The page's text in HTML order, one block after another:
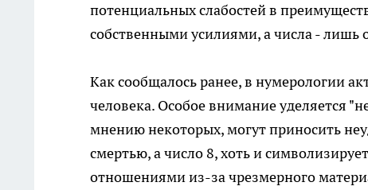
потенциальных слабостей в
собственными усилиями, а числа - лишь
Как сообщалось ранее, в нумерологии
человека. Особое внимание уделяется
мнению некоторых, могут приносить
смертью, а число 8, хоть и
отношениями из-за чрезмерного